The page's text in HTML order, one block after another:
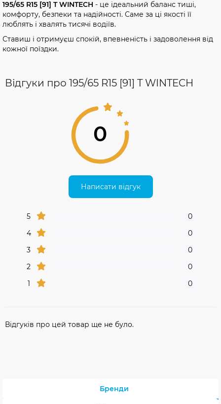
195/65 R15 [91] T WINTECH - це ідеальний баланс тиші,
комфорту, безпеки та надійності. Саме за ці якості її
люблять і хвалять тисячі водіїв.
Ставиш і отримуєш спокій, впевненість і задоволення від
кожної поїздки.
Відгуки про 195/65 R15 [91] T WINTECH
0
Написати відгук
5
0
4
0
3
0
2
0
1
0
Відгуків про цей товар ще не було.
Бренди